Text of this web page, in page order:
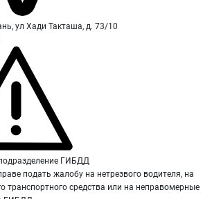
ул Хади Такташа, д. 73/10
ГИБДД
подать жалобу на нетрезвого водителя, на
транспортного средства или на неправомерные